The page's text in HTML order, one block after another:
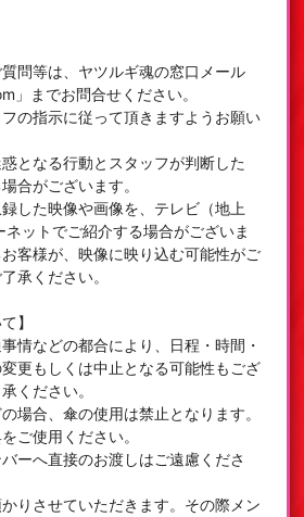
問等は、ヤツルギ魂の窓口メール
」までお問合せください。
の指示に従って頂きますようお願い
となる行動とスタッフが判断した
合がございます。
した映像や画像を、テレビ（地上
ットでご紹介する場合がございま
客様が、映像に映り込む可能性がご
承ください。
】
情などの都合により、日程・時間・
更もしくは中止となる可能性もござ
ください。
場合、傘の使用は禁止となります。
ご使用ください。
ーへ直接のお渡しはご遠慮くださ
りさせていただきます。その際メン